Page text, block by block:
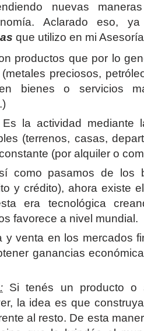
nuevas
Aclarado eso,
que utilizo en mi
productos que por lo
preciosos,
bienes o servicios
Es la actividad mediante
(terrenos, casas,
(por alquiler o
como pasamos de los
y crédito), ahora existe
era tecnológica
favorece a nivel mundial.
y venta en los mercados
ganancias
Si tenés un producto o
la idea es que
al resto. De esta